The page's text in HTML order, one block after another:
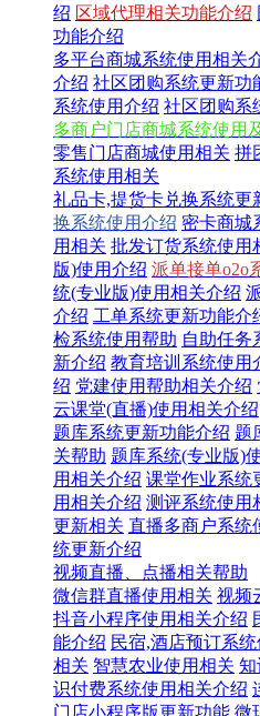
绍 区域代理相关功能介绍
功能介绍
多平台商城系统使用相关
介绍 社区团购系统更新功
系统使用介绍 社区团购系
多商户门店商城系统使用
零售门店商城使用相关 拼
系统使用相关
礼品卡,提货卡兑换系统更
换系统使用介绍 密卡商城
用相关 批发订货系统使用
版)使用介绍 派单接单o2o
统(专业版)使用相关介绍
介绍 工单系统更新功能介
检系统使用帮助 自助任务
新介绍 教育培训系统使用
绍 党建使用帮助相关介绍
云课堂(直播)使用相关介绍
题库系统更新功能介绍 题
关帮助 题库系统(专业版)
用相关介绍 课堂作业系统
用相关介绍 测评系统使用
更新相关 直播多商户系统
统更新介绍
视频直播、点播相关帮助
微信群直播使用相关 视频
抖音小程序使用相关介绍
能介绍 民宿,酒店预订系
相关 智慧农业使用相关 知
识付费系统使用相关介绍
门店小程序版更新功能 微